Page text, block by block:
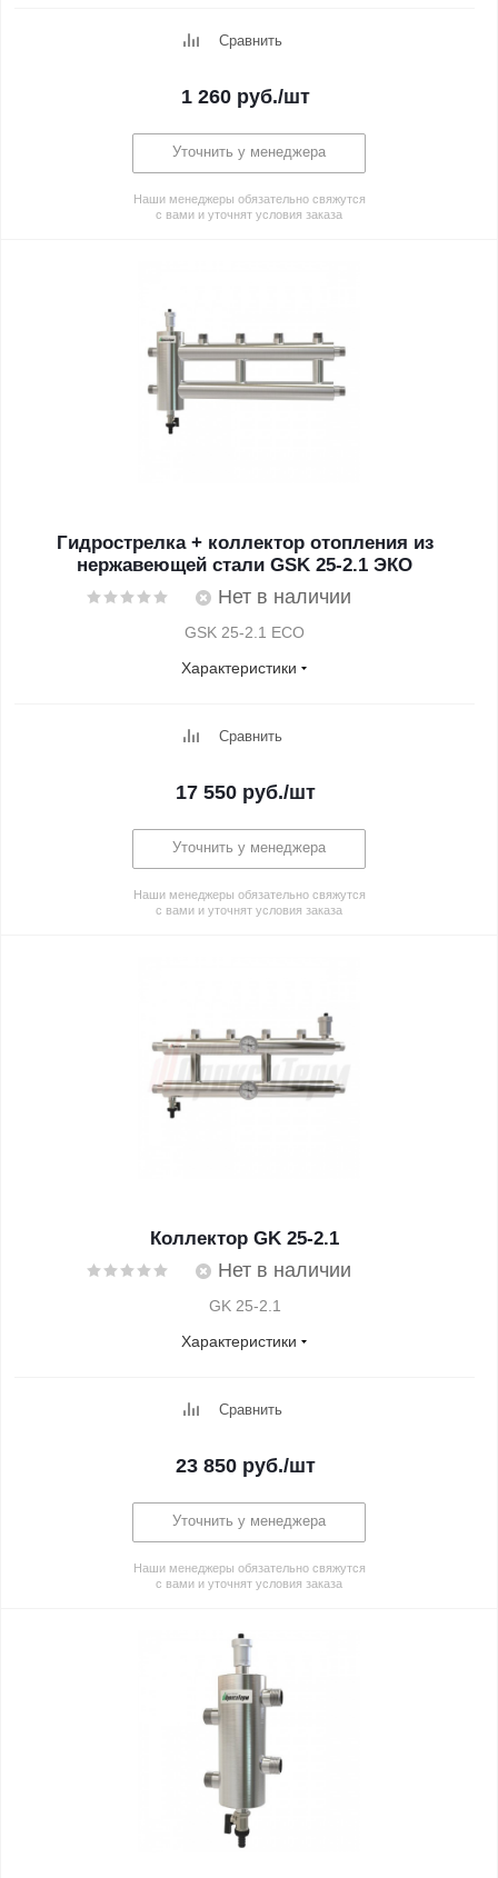
Сравнить
1 260руб./шт
Уточнить у менеджера
Наши менеджеры обязательно свяжутся
с вами и уточнят условия заказа
Гидрострелка + коллектор отопления из
нержавеющей стали GSK 25-2.1 ЭКО
Нет в наличии
GSK 25-2.1 ECO
Характеристики
Сравнить
17 550руб./шт
Уточнить у менеджера
Наши менеджеры обязательно свяжутся
с вами и уточнят условия заказа
Коллектор GK 25-2.1
Нет в наличии
GK 25-2.1
Характеристики
Сравнить
23 850руб./шт
Уточнить у менеджера
Наши менеджеры обязательно свяжутся
с вами и уточнят условия заказа